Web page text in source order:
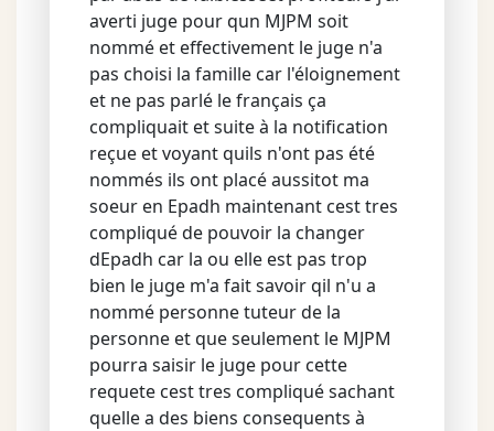
averti juge pour qun MJPM soit
nommé et effectivement le juge n'a
pas choisi la famille car l'éloignement
et ne pas parlé le français ça
compliquait et suite à la notification
reçue et voyant quils n'ont pas été
nommés ils ont placé aussitot ma
soeur en Epadh maintenant cest tres
compliqué de pouvoir la changer
dEpadh car la ou elle est pas trop
bien le juge m'a fait savoir qil n'u a
nommé personne tuteur de la
personne et que seulement le MJPM
pourra saisir le juge pour cette
requete cest tres compliqué sachant
quelle a des biens consequents à